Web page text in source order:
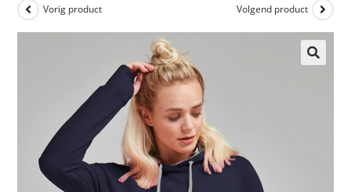
Vorig product Volgend product